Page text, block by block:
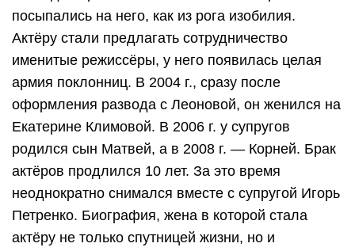
посыпались на него, как из рога изобилия.
Актёру стали предлагать сотрудничество
именитые режиссёры, у него появилась целая
армия поклонниц. В 2004 г., сразу после
оформления развода с Леоновой, он женился на
Екатерине Климовой. В 2006 г. у супругов
родился сын Матвей, а в 2008 г. — Корней. Брак
актёров продлился 10 лет. За это время
неоднократно снимался вместе с супругой Игорь
Петренко. Биография, жена в которой стала
актёру не только спутницей жизни, но и